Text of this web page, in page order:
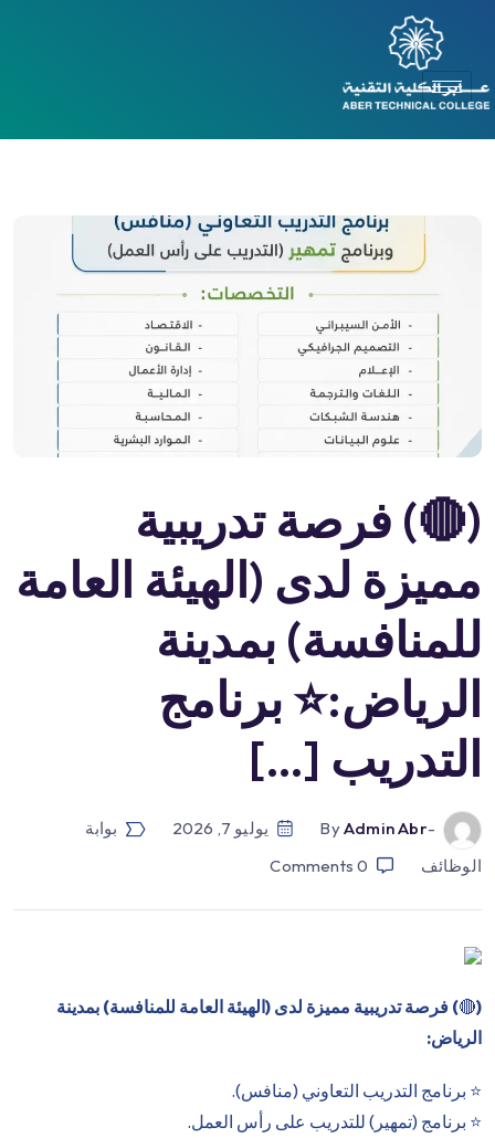
(🔴) فرصة تدريبية
مميزة لدى (الهيئة العامة
للمنافسة) بمدينة
الرياض:⭐️ برنامج
التدريب […]
-by
Admin Abr يوليو 7, 2026
بوابة
الوظائف
0
Comments
(
🔴) فرصة تدريبية مميزة لدى (الهيئة العامة للمنافسة) بمدينة
الرياض:
⭐️ برنامج التدريب التعاوني (منافس).
⭐️ برنامج (تمهير) للتدريب على رأس العمل.